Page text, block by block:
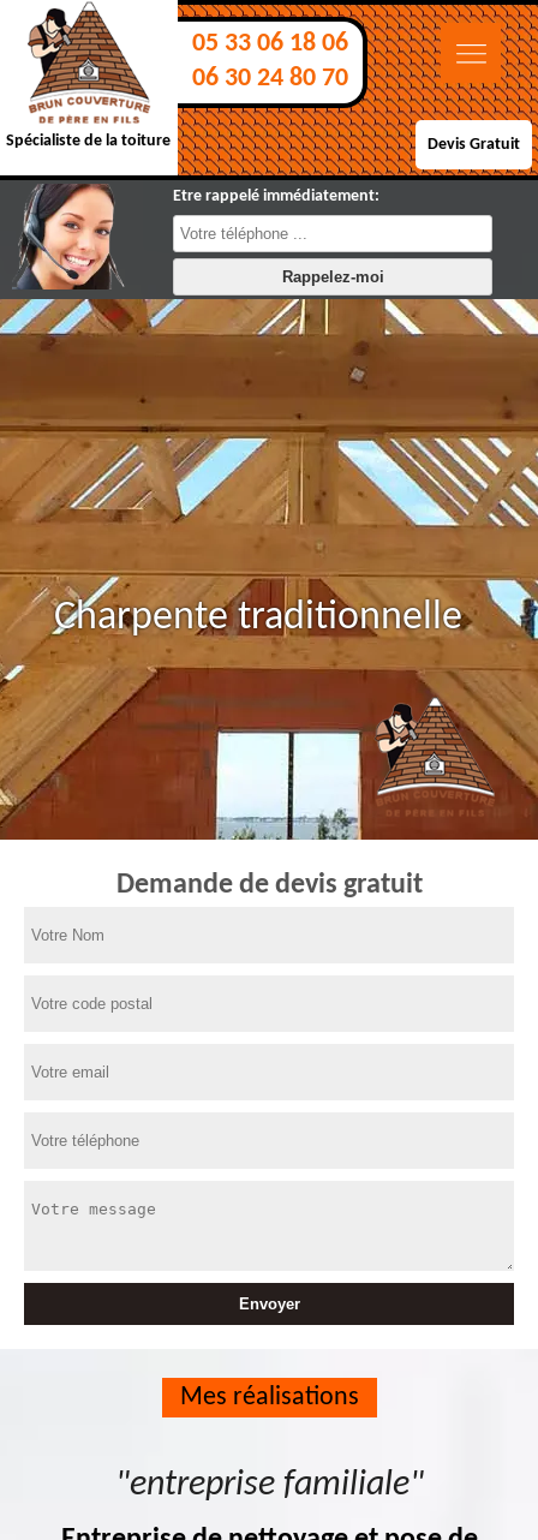
Spécialiste de la toiture
05 33 06 18 06
06 30 24 80 70
Devis Gratuit
Etre rappelé immédiatement:
Charpente traditionnelle
Demande de devis gratuit
Mes réalisations
"entreprise familiale"